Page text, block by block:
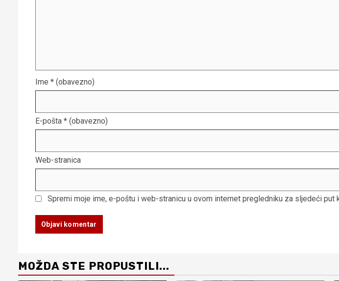
Ime * (obavezno)
E-pošta * (obavezno)
Web-stranica
Spremi moje ime, e-poštu i web-stranicu u ovom internet pregledniku za sljedeći put
MOŽDA STE PROPUSTILI...